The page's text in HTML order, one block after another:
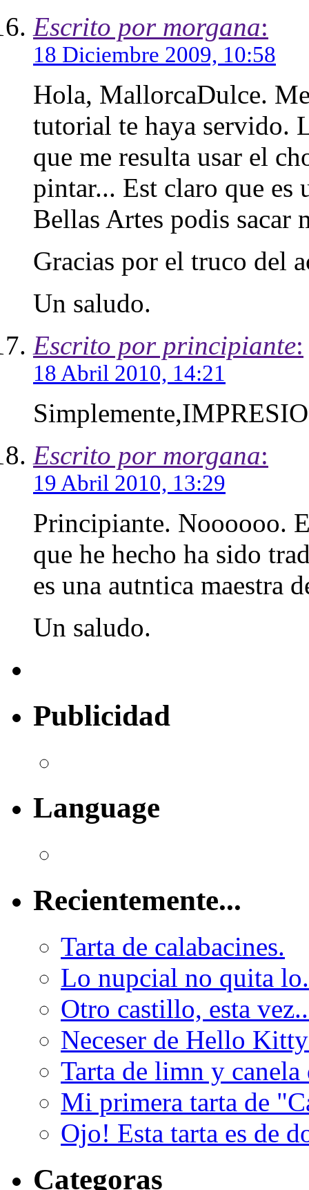
Escrito por morgana:
18 Diciembre 2009, 10:58
Hola, MallorcaDulce.
tutorial te haya servido.
que me resulta usar el
pintar... Est claro que es
Bellas Artes podis sacar
Gracias por el truco del
Un saludo.
Escrito por principiante:
18 Abril 2010, 14:21
Escrito por morgana:
19 Abril 2010, 13:29
Principiante. Noooooo.
que he hecho ha sido
es una autntica maestra
Un saludo.
Publicidad
Language
Recientemente...
Tarta de calabacines.
Lo nupcial no quita
Otro castillo, esta
Neceser de Hello
Tarta de limn y canela
Mi primera tarta de
Ojo! Esta tarta es de
Categoras